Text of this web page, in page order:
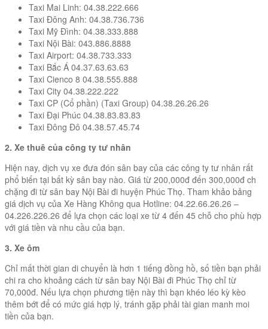
Taxi Mai Linh: 04.38.222.666
Taxi Đông Anh: 04.38.736.736
Taxi Mỹ Đình: 04.38.333.888
Taxi Nội Bài: 043.886.8888
Taxi Airport: 04.38.733.333
Taxi Bắc Á 04.37.63.63.63
Taxi Cienco 8 04.38.555.888
Taxi City 04.38.222.222
Taxi CP (Cổ phần) (Taxi Group) 04.38.26.26.26
Taxi Đại Phúc 04.38.83.83.83
Taxi Đông Đô 04.38.57.45.74
2. Xe thuê của công ty tư nhân
Hiện nay, dịch vụ xe đưa đón sân bay của các công ty tư nhân rất
phổ biến tại bất kỳ sân bay nào. Giá từ 200,000đ đến 300,000đ ch
chặng đi từ sân bay Nội Bài đi huyện Phúc Thọ. Tham khảo bảng
giá dịch vụ của Xe Hàng Không qua Hotline: 04.22.66.26.26 –
04.226.226.26 để lựa chọn các loại xe từ 4 đến 45 chỗ cho phù hợp
với giá tiền và nhu cầu của bạn.
3. Xe ôm
Chỉ mất thời gian di chuyển là hơn 1 tiếng đồng hồ, số tiền bạn phải
chi ra cho khoảng cách từ sân bay Nội Bài đi Phúc Thọ chỉ từ
70,000đ. Nếu lựa chọn phương tiện này thì bạn khéo léo kỳ kèo
thêm bớt để có mức giá hợp lý, tránh gặp phải tài gian manh moi
tiền của bạn.